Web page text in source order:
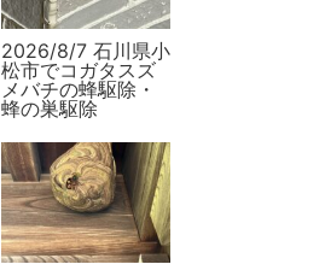
2026/8/7 石川県小
松市でコガタスズ
メバチの蜂駆除・
蜂の巣駆除